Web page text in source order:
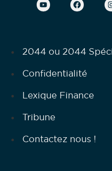
2044 ou 2044
Confidentialité
Lexique Finance
Tribune
Contactez nous !